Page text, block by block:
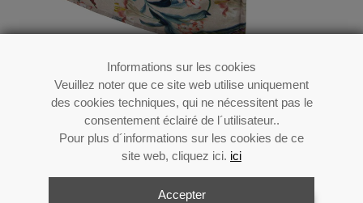
Informations sur les cookies
Veuillez noter que ce site web utilise uniquement
des cookies techniques, qui ne nécessitent pas le
consentement éclairé de l´utilisateur..
Pour plus d´informations sur les cookies de ce
site web, cliquez ici. ici
Accepter
Chemin De Table En Velours
Avec Impression- _33x180 Cm